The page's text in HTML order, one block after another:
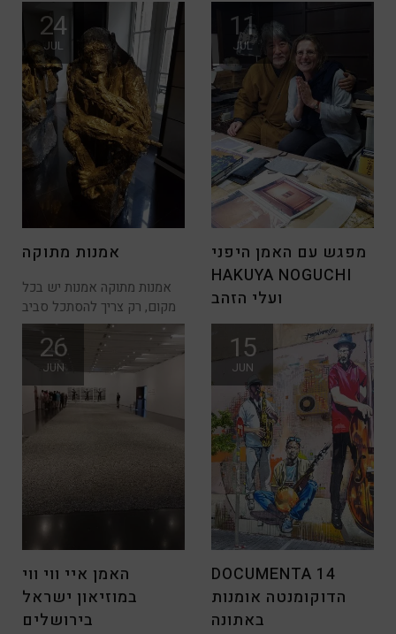
The Hakone Open – Air
Museumבנסיעה של שעה
מטוקיו מתגלה
הכי-ישראלי “ למבקרים
24
JUL
אמנות מתוקה
אמנות מתוקה אמנות יש בכל
מקום, רק צריך להסתכל סביב
11
JUL
מפגש עם האמן היפני
HAKUYA NOGUCHI
ועלי הזהב
בעולם האומנות אין סוף
התרגשויות, מפגשים עם
אמנים, ביקורים בתערוכות,
26
JUN
האמן איי ווי ווי
במוזיאון ישראל
בירושלים
15
JUN
DOCUMENTA 14
הדוקומנטה אומנות
באתונה